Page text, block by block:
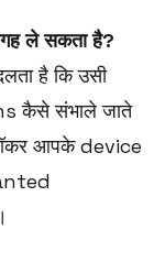
ले सकता है?
है कि उसी
कैसे संभाले जाते
आपके device